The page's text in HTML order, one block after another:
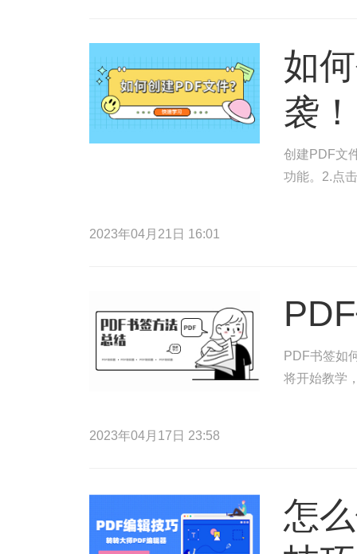
如
袭！
创建PDF文
功能。2.点
2023年04月21日 16:01
PDF书签如
将开始教学
2023年04月17日 23:58
怎